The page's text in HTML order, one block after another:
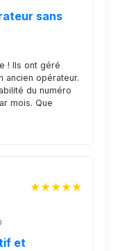
sans
! Ils ont géré
ancien opérateur.
du numéro
mois. Que
★★★★★
et